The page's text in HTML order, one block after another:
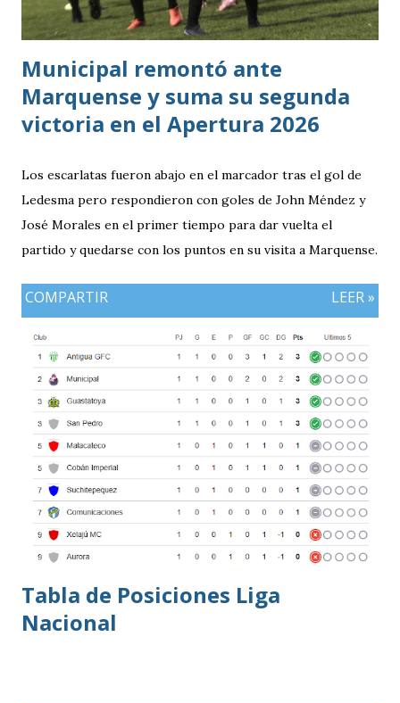
resultados, particularmente del de Honduras vs. Panamá.
Municipal remontó ante
Marquense y suma su segunda
victoria en el Apertura 2026
Los escarlatas fueron abajo en el marcador tras el gol de
Ledesma pero respondieron con goles de John Méndez y
José Morales en el primer tiempo para dar vuelta el
partido y quedarse con los puntos en su visita a Marquense.
COMPARTIR LEER »
Tabla de Posiciones Liga
Nacional